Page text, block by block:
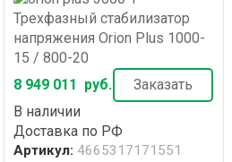
Трехфазный стабилизатор
напряжения Orion Plus 1000-
15 / 800-20
8 949 011
руб.
Заказать
В наличии
Доставка по РФ
Артикул: 4665317171551